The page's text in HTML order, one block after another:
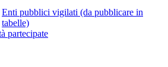
Enti pubblici vigilati (da pubblicare in
tabelle)
partecipate